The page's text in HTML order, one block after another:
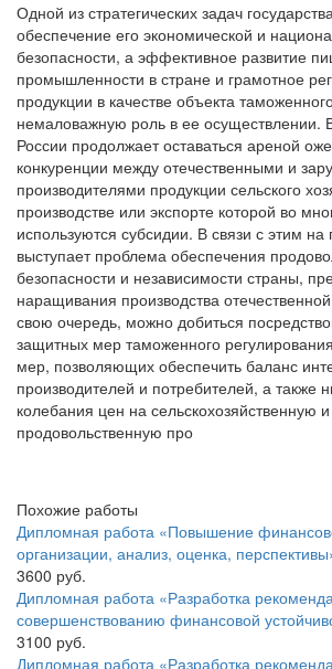
Одной из стратегических задач
обеспечение его экономической и
безопасности, а эффективное развитие
промышленности в стране и грамотное
продукции в качестве объекта
немаловажную роль в ее осуществлении.
России продолжает оставаться ареной
конкуренции между отечественными и
производителями продукции сельского
производстве или экспорте которой во
используются субсидии. В связи с этим
выступает проблема обеспечения
безопасности и независимости страны,
наращивания производства
свою очередь, можно добиться
защитных мер таможенного
мер, позволяющих обеспечить баланс
производителей и потребителей, а также
колебания цен на сельскохозяйственную и
продовольственную про
Похожие работы
Дипломная работа «Повышение
организации, анализ, оценка,
3600 руб.
Дипломная работа «Разработка
совершенствованию финансовой
3100 руб.
Дипломная работа «Разработка